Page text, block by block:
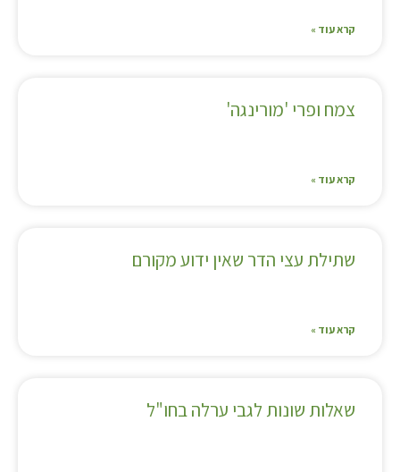
קרא עוד »
צמח ופרי 'מורינגה'
קרא עוד »
שתילת עצי הדר שאין ידוע מקורם
קרא עוד »
שאלות שונות לגבי ערלה בחו"ל